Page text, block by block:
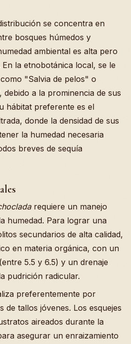
se concentra en
bosques húmedos y
ambiental es alta pero
la etnobotánica local, se le
"Salvia de pelos" o
debido a la prominencia de sus
hábitat preferente es el
donde la densidad de sus
la humedad necesaria
breves de sequía
requiere un manejo
humedad. Para lograr una
secundarios de alta calidad,
en materia orgánica, con un
5.5 y 6.5) y un drenaje
pudrición radicular.
preferentemente por
de tallos jóvenes. Los esquejes
aireados durante la
asegurar un enraizamiento